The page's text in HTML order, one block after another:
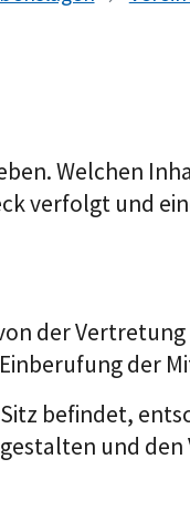
Welchen
verfolgt und
der Vertretung
der
befindet,
und